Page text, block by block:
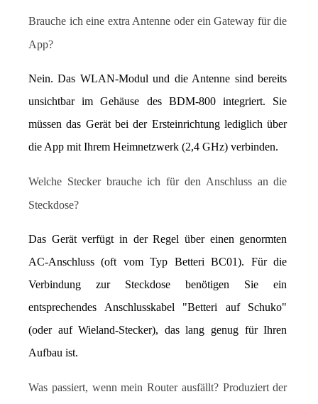
Brauche ich eine extra Antenne oder ein Gateway für die
App?
Nein. Das WLAN-Modul und die Antenne sind bereits
unsichtbar im Gehäuse des BDM-800 integriert. Sie
müssen das Gerät bei der Ersteinrichtung lediglich über
die App mit Ihrem Heimnetzwerk (2,4 GHz) verbinden.
Welche Stecker brauche ich für den Anschluss an die
Steckdose?
Das Gerät verfügt in der Regel über einen genormten
AC-Anschluss (oft vom Typ Betteri BC01). Für die
Verbindung zur Steckdose benötigen Sie ein
entsprechendes Anschlusskabel "Betteri auf Schuko"
(oder auf Wieland-Stecker), das lang genug für Ihren
Aufbau ist.
Was passiert, wenn mein Router ausfällt? Produziert der